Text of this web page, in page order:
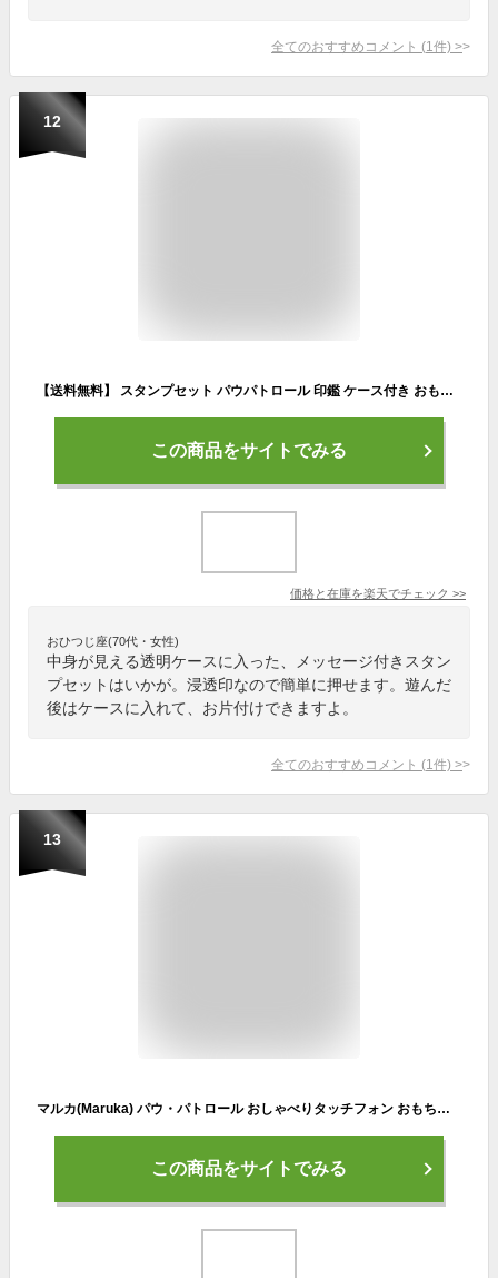
全てのおすすめコメント (1 件) >
12
【送料無料】 スタンプセット パウパトロール 印鑑 ケース付き おもちゃ 文具 文房具 メッセージ スタンプ かわいい はんこ ハンコ ワンタッチ おとこのこ おんなのこ 保育園 幼稚園 先生スタンプ うれしい ごほうび こども キッズ 子供 パウパト パウ・パトロール
この商品をサイトでみる
価格と在庫を楽天でチェック >>
おひつじ座(70代・女性)
中身が見える透明ケースに入った、メッセージ付きスタン
プセットはいかが。浸透印なので簡単に押せます。遊んだ
後はケースに入れて、お片付けできますよ。
全てのおすすめコメント (1 件) >
13
マルカ(Maruka) パウ・パトロール おしゃべりタッチフォン おもちゃ 知育玩具 3歳以上 190868
この商品をサイトでみる